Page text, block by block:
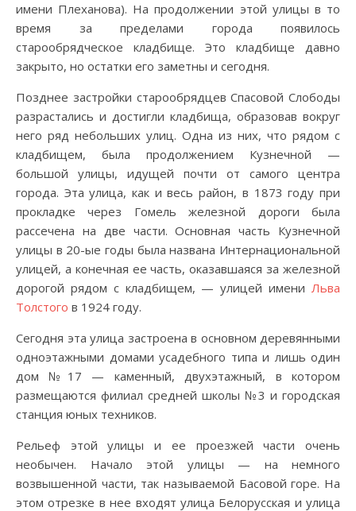
имени Плеханова). На продолжении этой улицы в то
время за пределами города появилось
старообрядческое кладбище. Это кладбище давно
закрыто, но остатки его заметны и сегодня.
Позднее застройки старообрядцев Спасовой Слободы
разрастались и достигли кладбища, образовав вокруг
него ряд небольших улиц. Одна из них, что рядом с
кладбищем, была продолжением Кузнечной —
большой улицы, идущей почти от самого центра
города. Эта улица, как и весь район, в 1873 году при
прокладке через Гомель железной дороги была
рассечена на две части. Основная часть Кузнечной
улицы в 20-ые годы была названа Интернациональной
улицей, а конечная ее часть, оказавшаяся за железной
дорогой рядом с кладбищем, — улицей имени Льва
Толстого в 1924 году.
Сегодня эта улица застроена в основном деревянными
одноэтажными домами усадебного типа и лишь один
дом №17 — каменный, двухэтажный, в котором
размещаются филиал средней школы №3 и городская
станция юных техников.
Рельеф этой улицы и ее проезжей части очень
необычен. Начало этой улицы — на немного
возвышенной части, так называемой Басовой горе. На
этом отрезке в нее входят улица Белорусская и улица